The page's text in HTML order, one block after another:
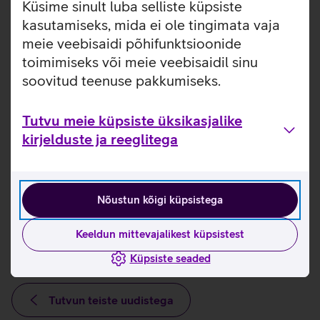
Küsime sinult luba selliste küpsiste
kasutamiseks, mida ei ole tingimata vaja
meie veebisaidi põhifunktsioonide
toimimiseks või meie veebisaidil sinu
soovitud teenuse pakkumiseks.
Tutvu meie küpsiste üksikasjalike
kirjelduste ja reeglitega
Nõustun kõigi küpsistega
Keeldun mittevajalikest küpsistest
Küpsiste seaded
eladaTwitchis , laupäevased mängud alguavad kell
10:00 ning mänge saab näha nii TeliaInspira kanalis
Twitchis. Inspira kanali mänge saavad kõik huvilised
kuni 14 päeva jooksul ka tasuta järelvaadata.
Tutvun teiste uudistega